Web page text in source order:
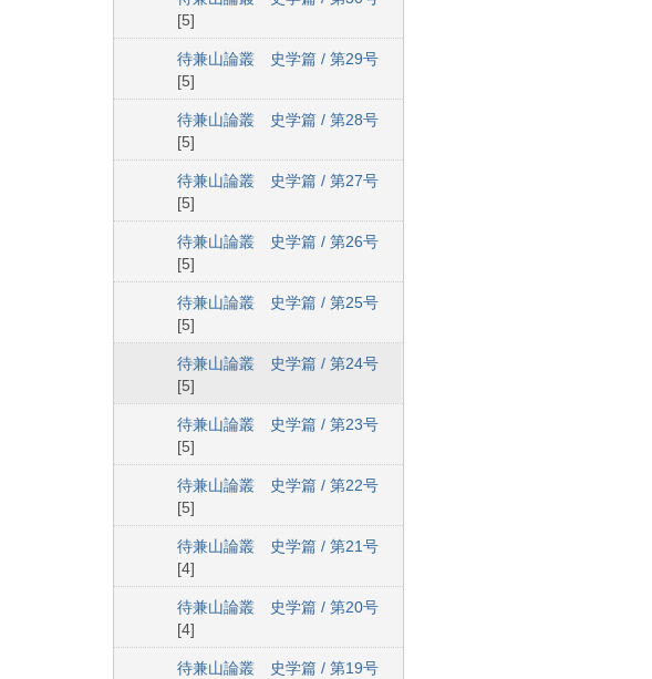
[5]
待兼山論叢 史学篇 / 第29号
[5]
待兼山論叢 史学篇 / 第28号
[5]
待兼山論叢 史学篇 / 第27号
[5]
待兼山論叢 史学篇 / 第26号
[5]
待兼山論叢 史学篇 / 第25号
[5]
待兼山論叢 史学篇 / 第24号
[5]
待兼山論叢 史学篇 / 第23号
[5]
待兼山論叢 史学篇 / 第22号
[5]
待兼山論叢 史学篇 / 第21号
[4]
待兼山論叢 史学篇 / 第20号
[4]
待兼山論叢 史学篇 / 第19号